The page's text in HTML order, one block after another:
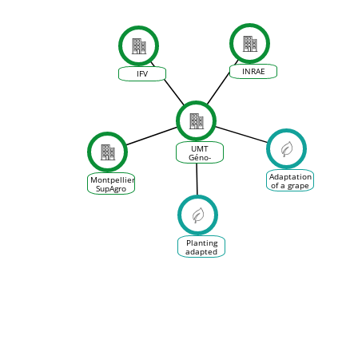
UMT
Géno-
Vigne
IFV
Montpellier
SupAgro
INRAE
Planting
adapted
grape
Adaptation
of a grape
variety